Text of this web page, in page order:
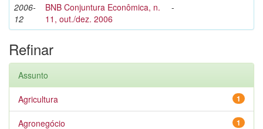
2006-
12
BNB Conjuntura Econômica, n.
11, out./dez. 2006
-
Refinar
Assunto
1
Agricultura
1
Agronegócio